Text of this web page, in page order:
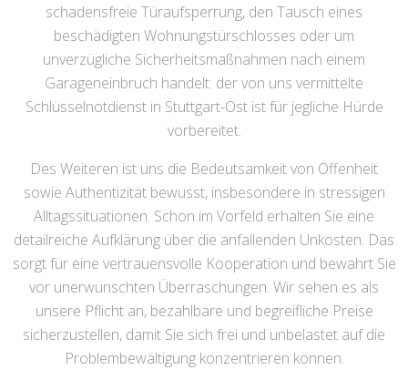
schadensfreie Türaufsperrung, den Tausch eines
beschädigten Wohnungstürschlosses oder um
unverzügliche Sicherheitsmaßnahmen nach einem
Garageneinbruch handelt: der von uns vermittelte
Schlüsselnotdienst in Stuttgart-Ost ist für jegliche Hürde
vorbereitet.
Des Weiteren ist uns die Bedeutsamkeit von Offenheit
sowie Authentizität bewusst, insbesondere in stressigen
Alltagssituationen. Schon im Vorfeld erhalten Sie eine
detailreiche Aufklärung über die anfallenden Unkosten. Das
sorgt für eine vertrauensvolle Kooperation und bewahrt Sie
vor unerwünschten Überraschungen. Wir sehen es als
unsere Pflicht an, bezahlbare und begreifliche Preise
sicherzustellen, damit Sie sich frei und unbelastet auf die
Problembewältigung konzentrieren können.